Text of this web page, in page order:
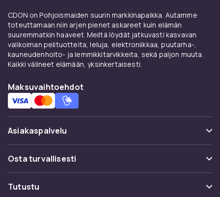
Etsitkö lisätarvikkeita iPhone 13 Pron-
puhelimeesi? CDON:ilta löydät laajan
valikoiman tarvikkeita iPhone 13 Pron-
puhelimelle, jossa on kolmoiskamera
ProMotion 120Hz, makrovalokuvaus ja LiDAR.
Olitpa sitten etsimässä suojakuorta,
näytönsuojaa, laturia tai muita käytännöllisiä
lisätarvikkeita, löydät sen täältä.
Suojakuoret ja näytönsuojat
iPhone 13 Pron-puhelimelle
MagSafe-kuoret tukevat 15W:n langatonta
latausta ja sopivat iPhone 13 Pron
CDON on Pohjoismaiden suurin markkinapaikka. Autamme
toteuttamaan niin arjen pienet askareet kuin elämän
suuremmatkin haaveet. Meiltä löydät jatkuvasti kasvavan
valikoiman pelituotteita, leluja, elektroniikkaa, puutarha-,
kauneudenhoito- ja lemmikkitarvikkeita, sekä paljon muuta.
Kaikki välineet elämään, yksinkertaisesti.
Maksuvaihtoehdot
Asiakaspalvelu
Usein kysyttyä (UKK)
Seuraa pakettia
Osta turvallisesti
Maksuvaihtoehdot
Tutustu